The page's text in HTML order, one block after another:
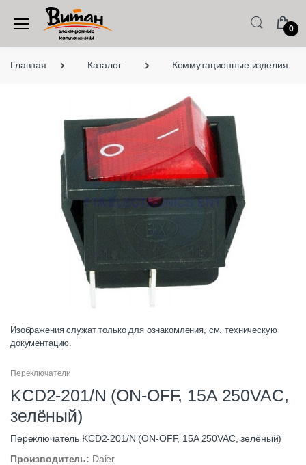
0
Главная Каталог Коммутационные изделия
Изображения служат только для ознакомления, см. техническую
документацию.
Переключатели
KCD2-201/N (ON-OFF, 15A 250VAC,
зелёный)
Переключатель KCD2-201/N (ON-OFF, 15A 250VAC, зелёный)
Производитель: Daier